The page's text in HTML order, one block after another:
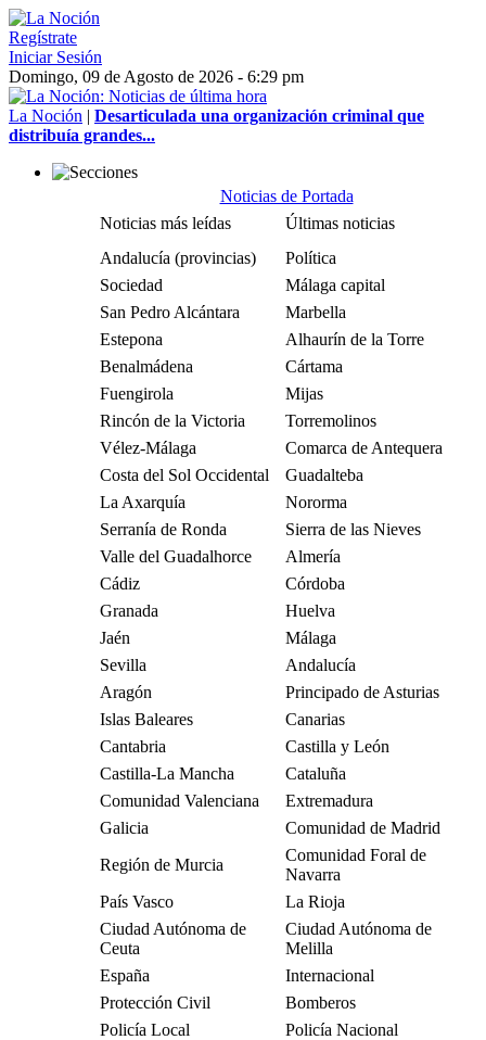
Regístrate
Iniciar Sesión
Domingo, 09 de Agosto de 2026 - 6:29 pm
La Noción | Desarticulada una organización criminal que
distribuía grandes...
Noticias de Portada
Noticias más leídas
Últimas noticias
Andalucía (provincias)
Política
Sociedad
Málaga capital
San Pedro Alcántara
Marbella
Estepona
Alhaurín de la Torre
Benalmádena
Cártama
Fuengirola
Mijas
Rincón de la Victoria
Torremolinos
Vélez-Málaga
Comarca de Antequera
Costa del Sol Occidental
Guadalteba
La Axarquía
Nororma
Serranía de Ronda
Sierra de las Nieves
Valle del Guadalhorce
Almería
Cádiz
Córdoba
Granada
Huelva
Jaén
Málaga
Sevilla
Andalucía
Aragón
Principado de Asturias
Islas Baleares
Canarias
Cantabria
Castilla y León
Castilla-La Mancha
Cataluña
Comunidad Valenciana
Extremadura
Galicia
Comunidad de Madrid
Región de Murcia
Comunidad Foral de
Navarra
País Vasco
La Rioja
Ciudad Autónoma de
Ceuta
Ciudad Autónoma de
Melilla
España
Internacional
Protección Civil
Bomberos
Policía Local
Policía Nacional